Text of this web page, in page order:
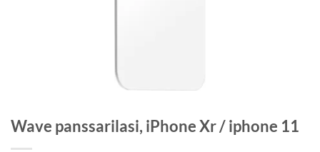
Wave panssarilasi, iPhone Xr / iphone 11